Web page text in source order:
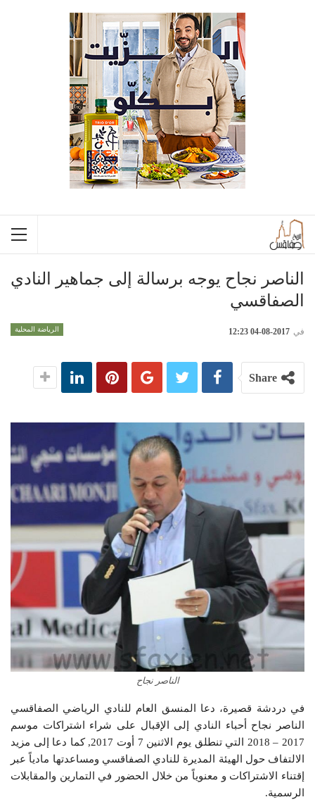
الناصر نجاح يوجه برسالة إلى جماهير النادي
الصفاقسي
الرياضة المحلية في 2017-08-04 12:23
Share
الناصر نجاح
في دردشة قصيرة، دعا المنسق العام للنادي الرياضي الصفاقسي
الناصر نجاح أحباء النادي إلى الإقبال على شراء اشتراكات موسم
2017 – 2018 التي تنطلق يوم الاثنين 7 أوت 2017, كما دعا إلى مزيد
الالتفاف حول الهيئة المديرة للنادي الصفاقسي ومساعدتها مادياً عبر
إقتناء الاشتراكات و معنوياً من خلال الحضور في التمارين والمقابلات
الرسمية.